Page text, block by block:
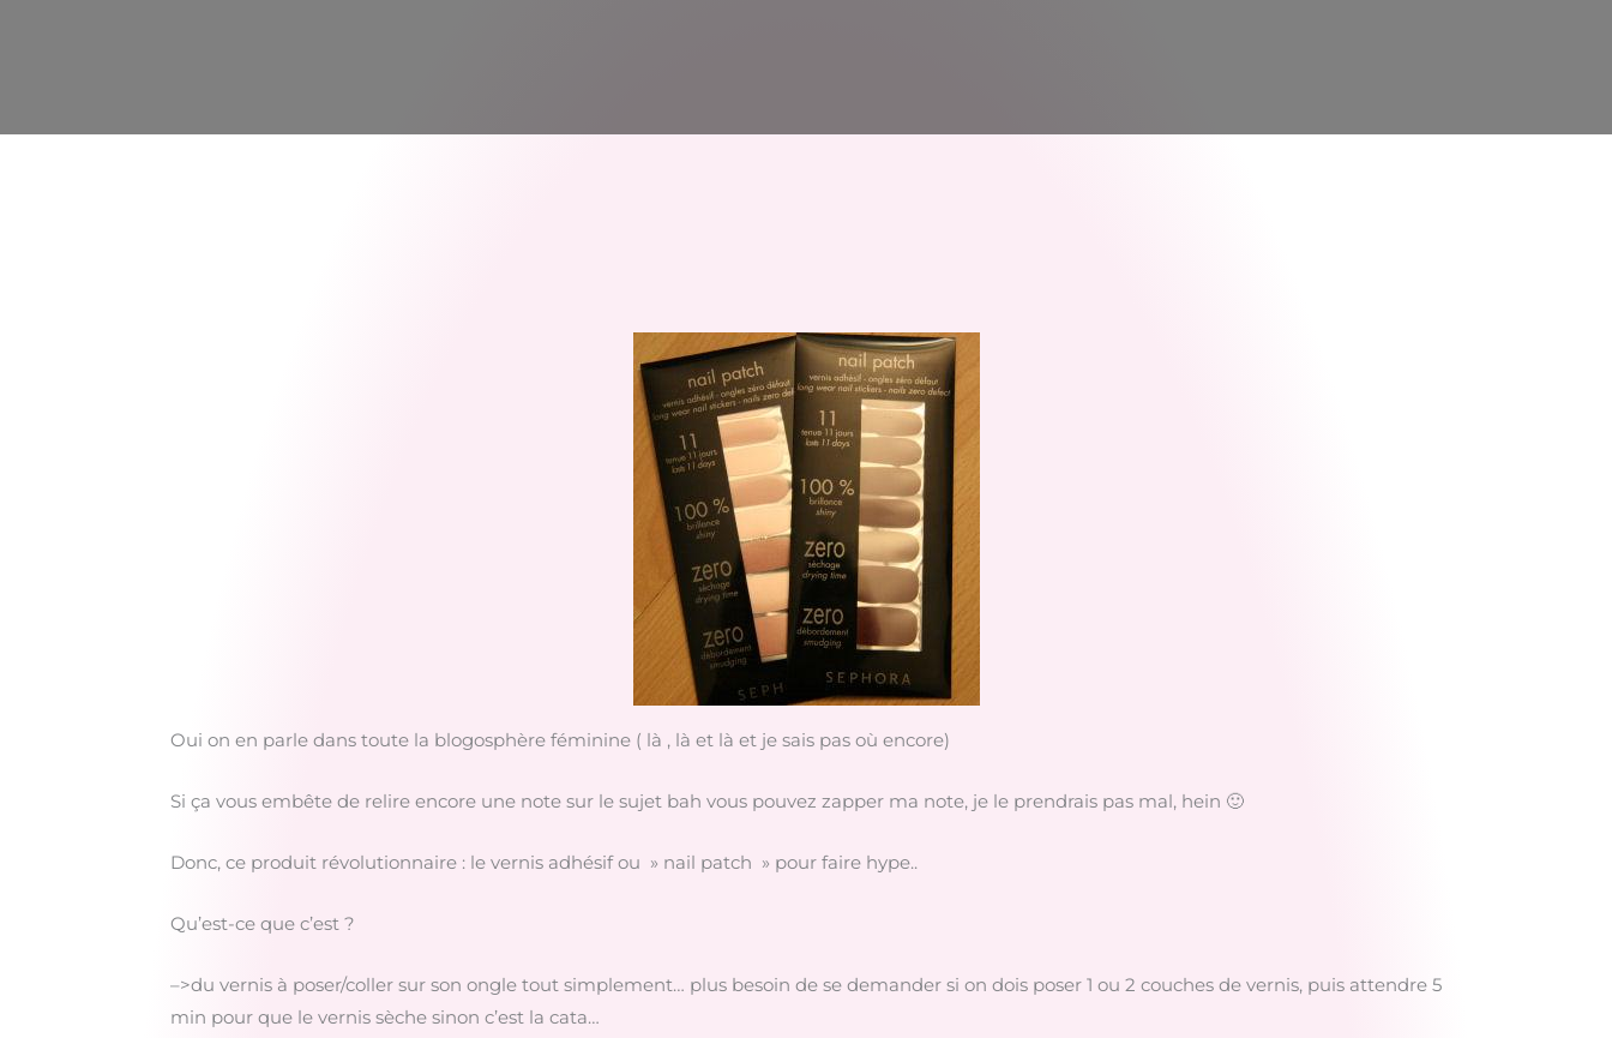
Oui on en parle dans toute la blogosphère féminine ( là , là et là et je sais pas où encore)
Si ça vous embête de relire encore une note sur le sujet bah vous pouvez zapper ma note, je le prendrais pas mal, hein 🙂
Donc, ce produit révolutionnaire : le vernis adhésif ou » nail patch » pour faire hype..
Qu’est-ce que c’est ?
–>du vernis à poser/coller sur son ongle tout simplement… plus besoin de se demander si on dois poser 1 ou 2 couches de vernis, puis attendre 5
min pour que le vernis sèche sinon c’est la cata…